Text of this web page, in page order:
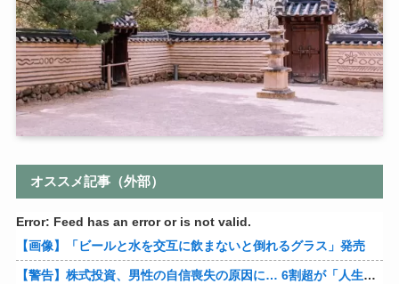
オススメ記事（外部）
Error: Feed has an error or is not valid.
【画像】「ビールと水を交互に飲まないと倒れるグラス」発売
【警告】株式投資、男性の自信喪失の原因に… 6割超が「人生の敗者」自認